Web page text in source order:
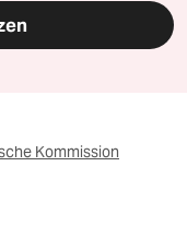
Kommission